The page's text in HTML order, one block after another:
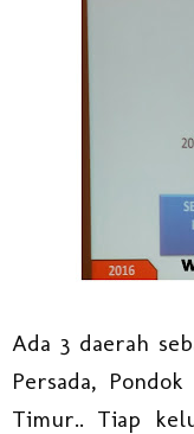
Ada 3 daerah
Persada,
Timur.. Tiap